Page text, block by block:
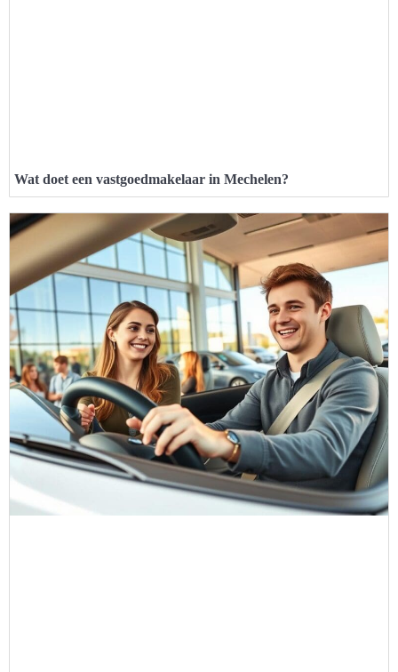
Wat doet een vastgoedmakelaar in Mechelen?